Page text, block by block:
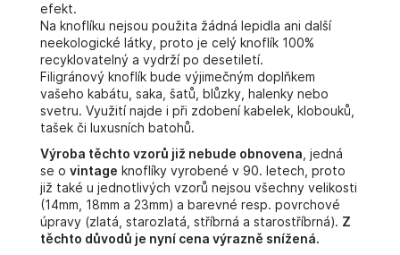
efekt.
Na knoflíku nejsou použita žádná lepidla ani další
neekologické látky, proto je celý knoflík 100%
recyklovatelný a vydrží po desetiletí.
Filigránový knoflík bude výjimečným doplňkem
vašeho kabátu, saka, šatů, blůzky, halenky nebo
svetru. Využití najde i při zdobení kabelek, klobouků,
tašek či luxusních batohů.
Výroba těchto vzorů již nebude obnovena , jedná
se o vintage knoflíky vyrobené v 90. letech, proto
již také u jednotlivých vzorů nejsou všechny velikosti
(14mm, 18mm a 23mm) a barevné resp. povrchové
úpravy (zlatá, starozlatá, stříbrná a starostříbrná). Z
těchto důvodů je nyní cena výrazně snížená.